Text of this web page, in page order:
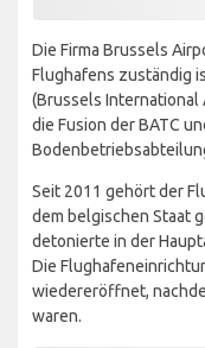
Die Firma Brussels
Flughafens zuständig
(Brussels International
die Fusion der BATC
Seit 2011 gehört der
dem belgischen Staat
detonierte in der
Die
wiedereröffnet,
waren.